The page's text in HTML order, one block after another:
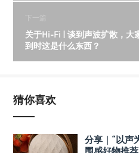
下一篇
关于Hi-Fi | 谈到声波扩散，大
到时这是什么东西？
猜你喜欢
分享｜“以声
围感好物推荐